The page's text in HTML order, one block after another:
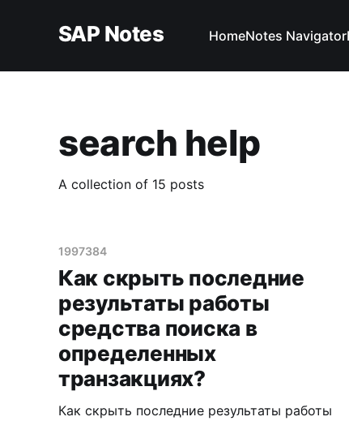
SAP Notes HomeNotes Navigator
search help
A collection of 15 posts
1997384
Как скрыть последние
результаты работы
средства поиска в
определенных
транзакциях?
Как скрыть последние результаты работы